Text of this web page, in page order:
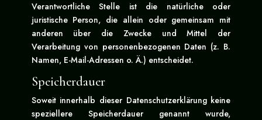
Verantwortliche Stelle ist die natürliche oder
juristische Person, die allein oder gemeinsam mit
anderen über die Zwecke und Mittel der
Verarbeitung von personenbezogenen Daten (z. B.
Namen, E-Mail-Adressen o. Ä.) entscheidet.
Speicherdauer
Soweit innerhalb dieser Datenschutzerklärung keine
speziellere Speicherdauer genannt wurde,